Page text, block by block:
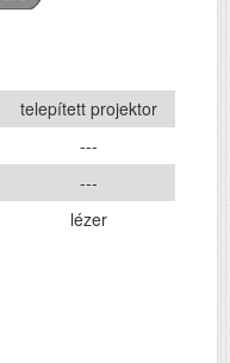
telepített projektor
---
---
lézer